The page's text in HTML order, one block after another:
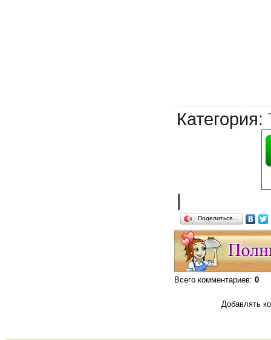
Категория:
|
Поделиться…
Всего комментариев: 0
Добавлять